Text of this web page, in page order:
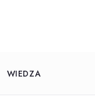
WIEDZA